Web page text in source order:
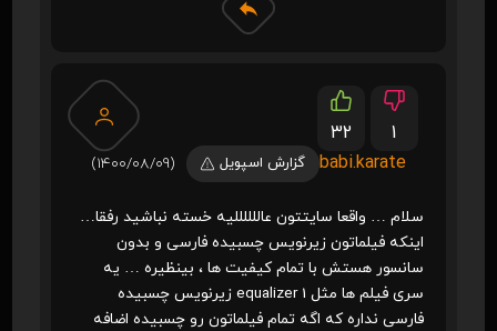
32
1
babi.karate
گزارش اسپویل (1400/08/09)
سلام … واقعا سایتتون عاللللللیه خسته نباشید رفقا…
اینکه فیلماتون زیرنویس چسبیده فارسی و بدون
سانسور هستش با تمام کیفیت ها ، بینظیره … یه
سری فیلم ها مثل equalizer 1 زیرنویس چسبیده
فارسی نداره که اگه تمام فیلماتون رو چسبیده اضافه